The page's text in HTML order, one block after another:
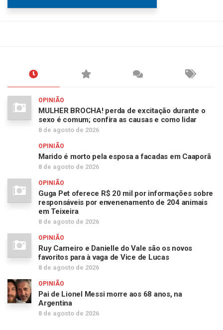
OPINIÃO
MULHER BROCHA! perda de excitação durante o
sexo é comum; confira as causas e como lidar
8 de agosto de 2026
OPINIÃO
Marido é morto pela esposa a facadas em Caaporã
8 de agosto de 2026
OPINIÃO
Guga Pet oferece R$ 20 mil por informações sobre
responsáveis por envenenamento de 204 animais
em Teixeira
8 de agosto de 2026
OPINIÃO
Ruy Carneiro e Danielle do Vale são os novos
favoritos para à vaga de Vice de Lucas
8 de agosto de 2026
OPINIÃO
Pai de Lionel Messi morre aos 68 anos, na
Argentina
8 de agosto de 2026